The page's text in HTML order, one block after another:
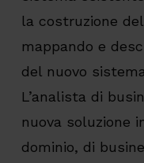
la costruzione
mappando e
del nuovo
L’analista di
nuova soluzione
dominio, di